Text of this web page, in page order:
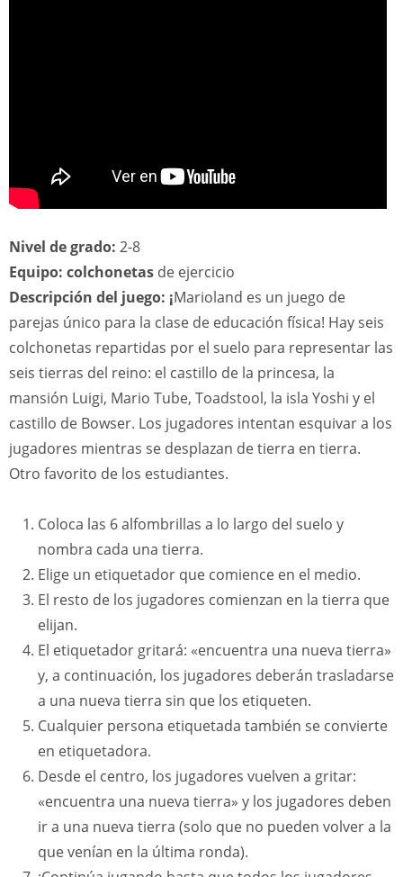
Nivel de grado: 2-8
Equipo: colchonetas de ejercicio
Descripción del juego: ¡Marioland es un juego de
parejas único para la clase de educación física! Hay seis
colchonetas repartidas por el suelo para representar las
seis tierras del reino: el castillo de la princesa, la
mansión Luigi, Mario Tube, Toadstool, la isla Yoshi y el
castillo de Bowser. Los jugadores intentan esquivar a los
jugadores mientras se desplazan de tierra en tierra.
Otro favorito de los estudiantes.
Coloca las 6 alfombrillas a lo largo del suelo y
nombra cada una tierra.
Elige un etiquetador que comience en el medio.
El resto de los jugadores comienzan en la tierra que
elijan.
El etiquetador gritará: «encuentra una nueva tierra»
y, a continuación, los jugadores deberán trasladarse
a una nueva tierra sin que los etiqueten.
Cualquier persona etiquetada también se convierte
en etiquetadora.
Desde el centro, los jugadores vuelven a gritar:
«encuentra una nueva tierra» y los jugadores deben
ir a una nueva tierra (solo que no pueden volver a la
que venían en la última ronda).